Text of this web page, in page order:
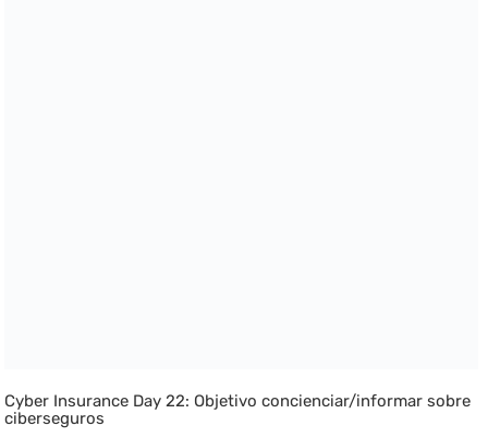
Cyber Insurance Day 22: Objetivo concienciar/informar sobre
ciberseguros